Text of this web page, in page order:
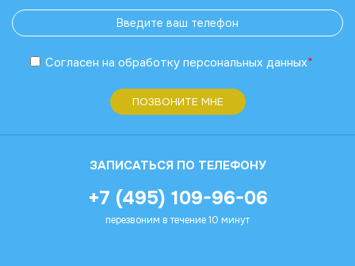
Согласен на обработку персональных данных*
ПОЗВОНИТЕ МНЕ
ЗАПИСАТЬСЯ ПО ТЕЛЕФОНУ
+7 (495) 109-96-06
перезвоним в течение 10 минут